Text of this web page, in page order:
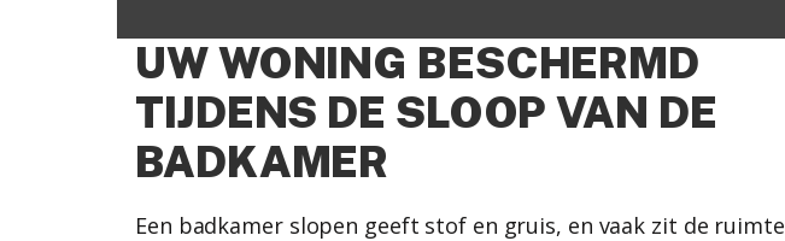
UW WONING BESCHERMD
TIJDENS DE SLOOP VAN DE
BADKAMER
Een badkamer slopen geeft stof en gruis, en vaak zit de ruimte